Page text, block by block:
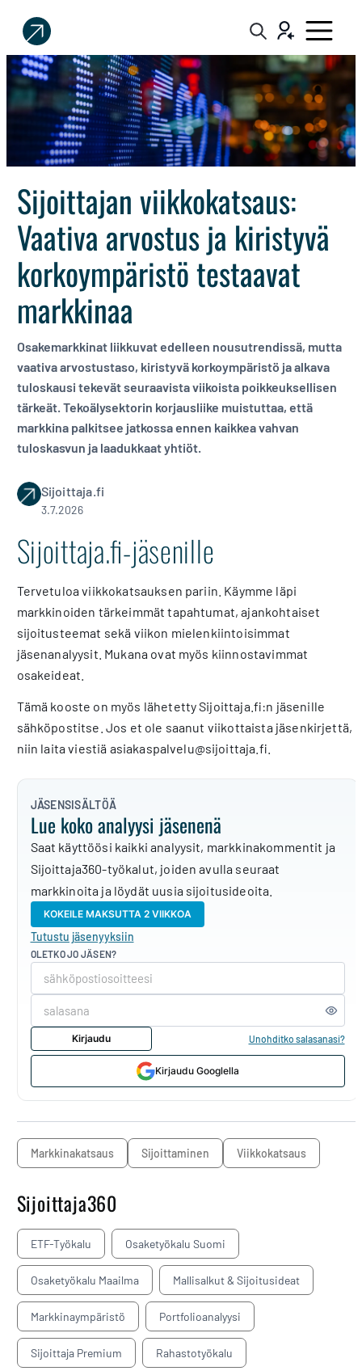
Sijoittaja.fi
Tee
parempia
sijoituspäätöksiä
Sijoittajan viikkokatsaus:
Vaativa arvostus ja kiristyvä
korkoympäristö testaavat
markkinaa
Osakemarkkinat liikkuvat edelleen nousutrendissä, mutta
vaativa arvostustaso, kiristyvä korkoympäristö ja alkava
tuloskausi tekevät seuraavista viikoista poikkeuksellisen
tärkeät. Tekoälysektorin korjausliike muistuttaa, että
markkina palkitsee jatkossa ennen kaikkea vahvan
tuloskasvun ja laadukkaat yhtiöt.
Sijoittaja.fi
3.7.2026
Sijoittaja.fi-jäsenille
Tervetuloa viikkokatsauksen pariin. Käymme läpi
markkinoiden tärkeimmät tapahtumat, ajankohtaiset
sijoitusteemat sekä viikon mielenkiintoisimmat
jäsenanalyysit. Mukana ovat myös kiinnostavimmat
osakeideat.
Tämä kooste on myös lähetetty Sijoittaja.fi:n jäsenille
sähköpostitse. Jos et ole saanut viikottaista jäsenkirjettä,
niin laita viestiä asiakaspalvelu@sijoittaja.fi.
JÄSENSISÄLTÖÄ
Lue koko analyysi jäsenenä
Saat käyttöösi kaikki analyysit, markkinakommentit ja
Sijoittaja360-työkalut, joiden avulla seuraat
markkinoita ja löydät uusia sijoitusideoita.
KOKEILE MAKSUTTA 2 VIIKKOA
Tutustu jäsenyyksiin
OLETKO JO JÄSEN?
Kirjaudu Unohditko salasanasi?
Kirjaudu Googlella
markkinakatsaus sijoittaminen Viikkokatsaus
Sijoittaja360
ETF-Työkalu Osaketyökalu Suomi
Osaketyökalu Maailma Mallisalkut & Sijoitusideat
Markkinaympäristö Portfolioanalyysi
Sijoittaja Premium Rahastotyökalu